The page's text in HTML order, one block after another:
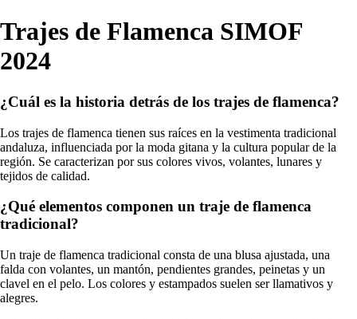
Trajes de Flamenca SIMOF
2024
¿Cuál es la historia detrás de los trajes de flamenca?
Los trajes de flamenca tienen sus raíces en la vestimenta tradicional
andaluza, influenciada por la moda gitana y la cultura popular de la
región. Se caracterizan por sus colores vivos, volantes, lunares y
tejidos de calidad.
¿Qué elementos componen un traje de flamenca
tradicional?
Un traje de flamenca tradicional consta de una blusa ajustada, una
falda con volantes, un mantón, pendientes grandes, peinetas y un
clavel en el pelo. Los colores y estampados suelen ser llamativos y
alegres.